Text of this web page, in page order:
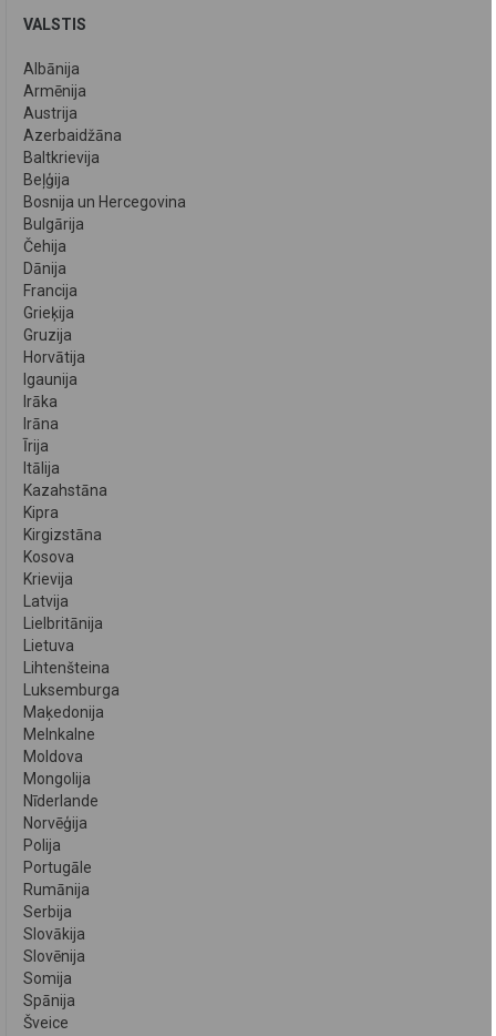
VALSTIS
Albānija
Armēnija
Austrija
Azerbaidžāna
Baltkrievija
Beļģija
Bosnija un Hercegovina
Bulgārija
Čehija
Dānija
Francija
Grieķija
Gruzija
Horvātija
Igaunija
Irāka
Irāna
Īrija
Itālija
Kazahstāna
Kipra
Kirgizstāna
Kosova
Krievija
Latvija
Lielbritānija
Lietuva
Lihtenšteina
Luksemburga
Maķedonija
Melnkalne
Moldova
Mongolija
Nīderlande
Norvēģija
Polija
Portugāle
Rumānija
Serbija
Slovākija
Slovēnija
Somija
Spānija
Šveice